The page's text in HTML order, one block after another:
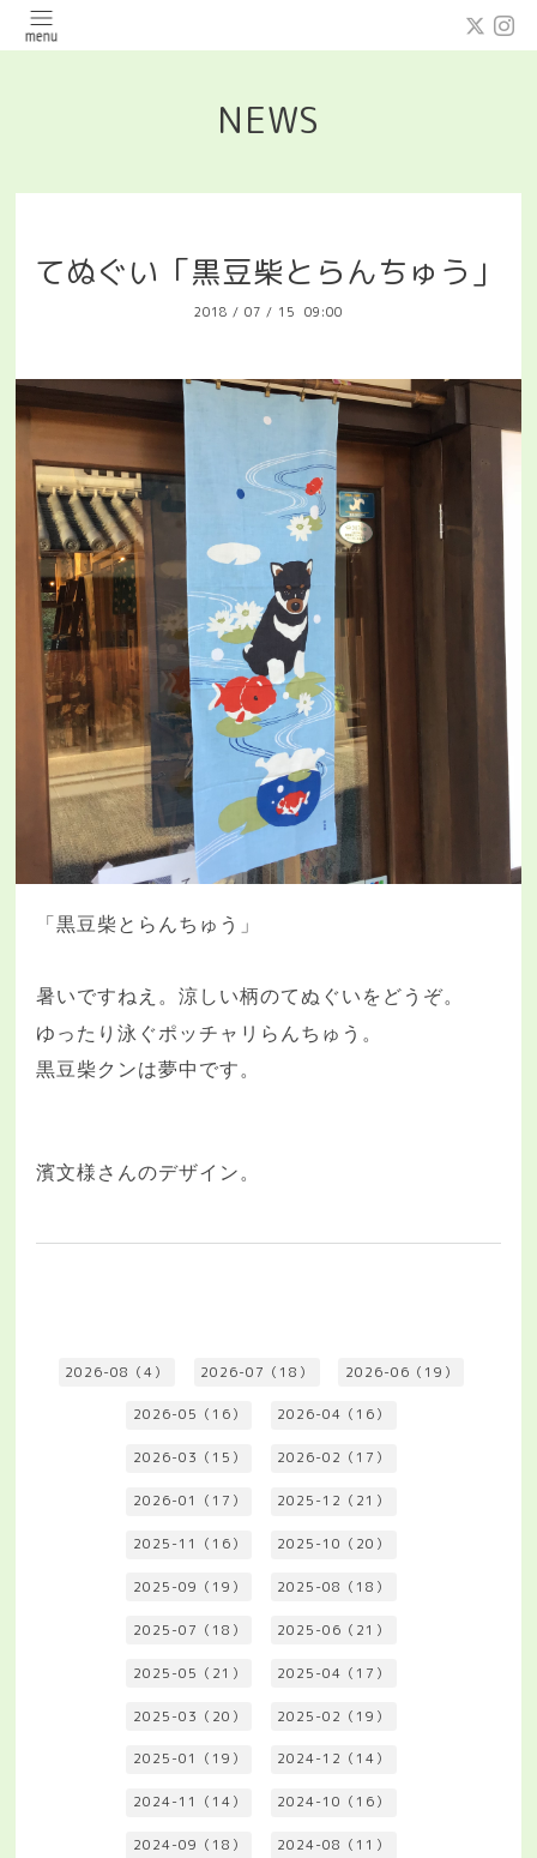
NEWS
てぬぐい「黒豆柴とらんちゅう」
2018 / 07 / 15 09:00
「黒豆柴とらんちゅう」
暑いですねえ。涼しい柄のてぬぐいをどうぞ。
ゆったり泳ぐポッチャリらんちゅう。
黒豆柴クンは夢中です。
濱文様さんのデザイン。
2026-08（4） 2026-07（18） 2026-06（19）
2026-05（16） 2026-04（16）
2026-03（15） 2026-02（17）
2026-01（17） 2025-12（21）
2025-11（16） 2025-10（20）
2025-09（19） 2025-08（18）
2025-07（18） 2025-06（21）
2025-05（21） 2025-04（17）
2025-03（20） 2025-02（19）
2025-01（19） 2024-12（14）
2024-11（14） 2024-10（16）
2024-09（18） 2024-08（11）